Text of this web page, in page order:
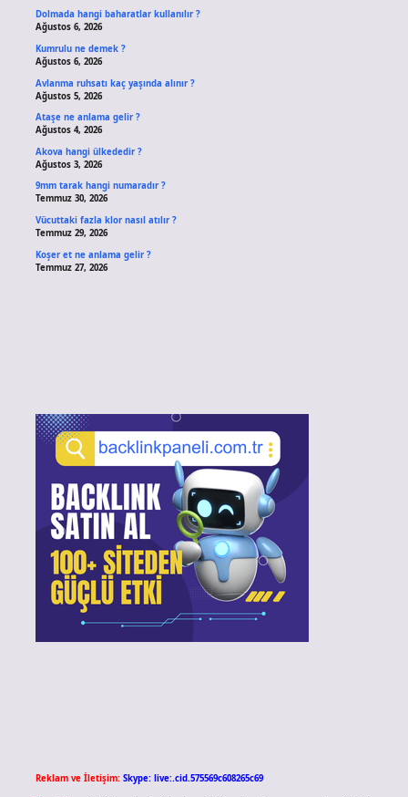
Dolmada hangi baharatlar kullanılır ?
Ağustos 6, 2026
Kumrulu ne demek ?
Ağustos 6, 2026
Avlanma ruhsatı kaç yaşında alınır ?
Ağustos 5, 2026
Ataşe ne anlama gelir ?
Ağustos 4, 2026
Akova hangi ülkededir ?
Ağustos 3, 2026
9mm tarak hangi numaradır ?
Temmuz 30, 2026
Vücuttaki fazla klor nasıl atılır ?
Temmuz 29, 2026
Koşer et ne anlama gelir ?
Temmuz 27, 2026
Reklam ve İletişim: Skype: live:.cid.575569c608265c69